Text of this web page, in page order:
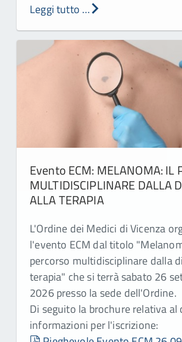
Leggi tutto …
Evento ECM: MELANOMA: IL
MULTIDISCIPLINARE DALLA
ALLA TERAPIA
L'Ordine dei Medici di Vicenza
l'evento ECM dal titolo
percorso multidisciplinare dalla
terapia" che si terrà sabato 26
2026 presso la sede dell'Ordine.
Di seguito la brochure relativa al
informazioni per l'iscrizione: